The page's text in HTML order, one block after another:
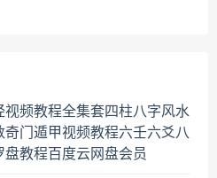
视频教程全集套四柱八字风水
奇门遁甲视频教程六壬六爻八
盘教程百度云网盘会员